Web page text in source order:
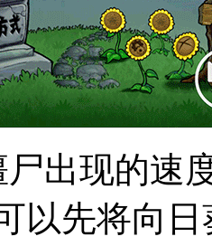
出现的速
以先将向